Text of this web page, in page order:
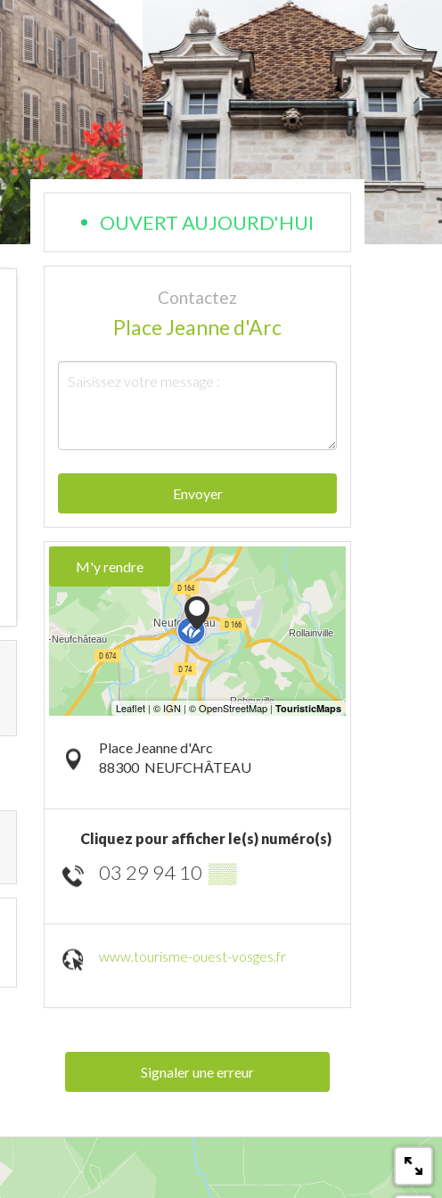
OUVERT AUJOURD'HUI
Contactez
Place Jeanne d'Arc
Envoyer
M'y rendre
Place Jeanne d'Arc
88300 NEUFCHÂTEAU
Cliquez pour afficher le(s) numéro(s)
03 29 94 10 ▒▒
www.tourisme-ouest-vosges.fr
Signaler une erreur